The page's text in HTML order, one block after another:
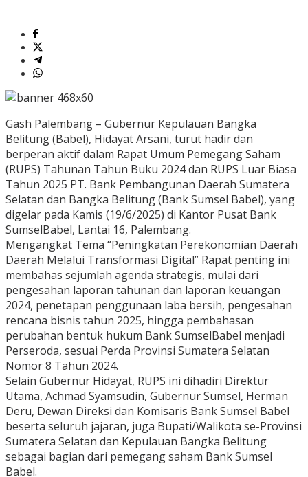
Gash Palembang – Gubernur Kepulauan Bangka
Belitung (Babel), Hidayat Arsani, turut hadir dan
berperan aktif dalam Rapat Umum Pemegang Saham
(RUPS) Tahunan Tahun Buku 2024 dan RUPS Luar Biasa
Tahun 2025 PT. Bank Pembangunan Daerah Sumatera
Selatan dan Bangka Belitung (Bank Sumsel Babel), yang
digelar pada Kamis (19/6/2025) di Kantor Pusat Bank
SumselBabel, Lantai 16, Palembang.
Mengangkat Tema “Peningkatan Perekonomian Daerah
Daerah Melalui Transformasi Digital” Rapat penting ini
membahas sejumlah agenda strategis, mulai dari
pengesahan laporan tahunan dan laporan keuangan
2024, penetapan penggunaan laba bersih, pengesahan
rencana bisnis tahun 2025, hingga pembahasan
perubahan bentuk hukum Bank SumselBabel menjadi
Perseroda, sesuai Perda Provinsi Sumatera Selatan
Nomor 8 Tahun 2024.
Selain Gubernur Hidayat, RUPS ini dihadiri Direktur
Utama, Achmad Syamsudin, Gubernur Sumsel, Herman
Deru, Dewan Direksi dan Komisaris Bank Sumsel Babel
beserta seluruh jajaran, juga Bupati/Walikota se-Provinsi
Sumatera Selatan dan Kepulauan Bangka Belitung
sebagai bagian dari pemegang saham Bank Sumsel
Babel.